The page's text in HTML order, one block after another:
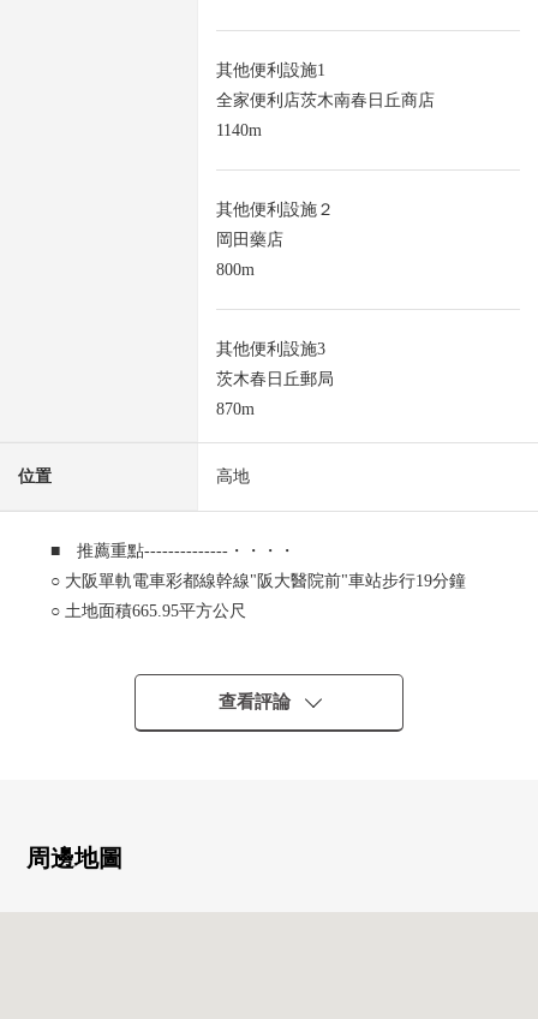
其他便利設施1
全家便利店茨木南春日丘商店
1140m
其他便利設施２
岡田藥店
800m
其他便利設施3
茨木春日丘郵局
870m
位置 高地
■ 推薦重點--------------・・・・
○ 大阪單軌電車彩都線幹線"阪大醫院前"車站步行19分鐘
○ 土地面積665.95平方公尺
○ 關於第一類低層住宅專用區是閒靜的住宅區
○ 陽光在南向曝光面道路好，并且每天亮的生活實現
○ 風景在高地良好
查看評論
周邊地圖